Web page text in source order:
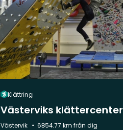
Klättring
Västerviks klättercenter
Kommun:
Västervik 6854.77 km från dig